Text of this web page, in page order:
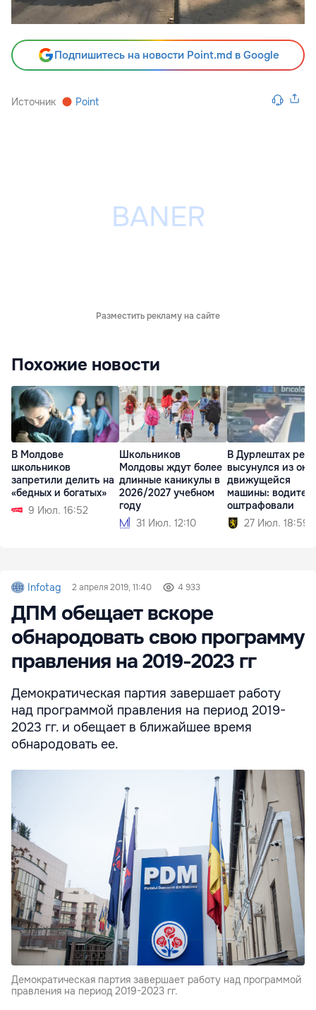
Подпишитесь на новости Point.md в Google
Источник Point
Разместить рекламу на сайте
Похожие новости
В Молдове
школьников
запретили делить на
«бедных и богатых»
9 Июл. 16:52
Школьников
Молдовы ждут более
длинные каникулы в
2026/2027 учебном
году
31 Июл. 12:10
В Дурлештах
высунулся из
движущейся
машины:
оштрафовали
27 Июл. 18:59
Infotag 2 апреля 2019, 11:40 4 933
ДПМ обещает вскоре
обнародовать свою программу
правления на 2019-2023 гг
Демократическая партия завершает работу
над программой правления на период 2019-
2023 гг. и обещает в ближайшее время
обнародовать ее.
Демократическая партия завершает работу над программой
правления на период 2019-2023 гг.